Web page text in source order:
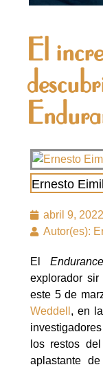
El
Ernesto
abril 9, 2022
Autor(es):
ElEndurance
explorador sir
este 5 de
Weddell , en
los restos
aplastante